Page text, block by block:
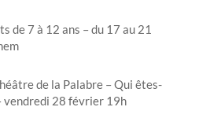
de 7 à 12 ans – du 17 au 21
de la Palabre – Qui êtes-
vendredi 28 février 19h